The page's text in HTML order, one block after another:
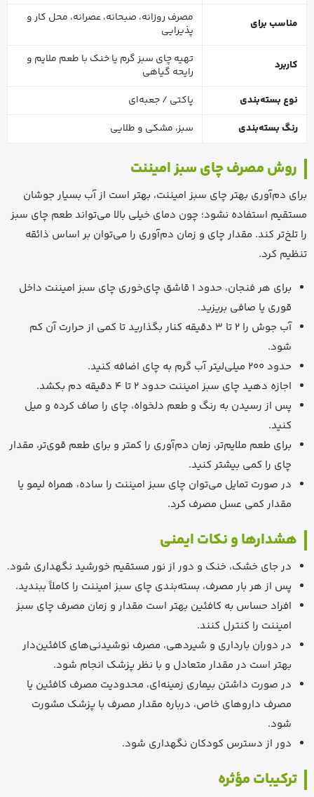
مناسب برای
مصرف روزانه، صبحانه، عصرانه، محل کار و
پذیرایی
کاربرد
تهیه چای سبز گرم یا خنک با طعم ملایم و
رایحه گیاهی
نوع بسته‌بندی
پاکتی / جعبه‌ای
رنگ بسته‌بندی
سبز، مشکی و طلایی
روش مصرف چای سبز امیننت
برای دم‌آوری بهتر چای سبز امیننت، بهتر است از آب بسیار جوشان
مستقیم استفاده نشود؛ چون دمای خیلی بالا می‌تواند طعم چای سبز
را تلخ‌تر کند. مقدار چای و زمان دم‌آوری را می‌توان بر اساس ذائقه
تنظیم کرد.
برای هر فنجان، حدود 1 قاشق چای‌خوری چای سبز امیننت داخل
قوری یا صافی بریزید.
آب جوش را 2 تا 3 دقیقه کنار بگذارید تا کمی از حرارت آن کم
شود.
حدود 200 میلی‌لیتر آب گرم به چای اضافه کنید.
اجازه دهید چای سبز امیننت حدود 2 تا 4 دقیقه دم بکشد.
پس از رسیدن به رنگ و طعم دلخواه، چای را صاف کرده و میل
کنید.
برای طعم ملایم‌تر، زمان دم‌آوری را کمتر و برای طعم قوی‌تر، مقدار
چای را کمی بیشتر کنید.
در صورت تمایل می‌توان چای سبز امیننت را ساده، همراه لیمو یا
مقدار کمی عسل مصرف کرد.
هشدارها و نکات ایمنی
در جای خشک، خنک و دور از نور مستقیم خورشید نگهداری شود.
پس از هر بار مصرف، بسته‌بندی چای سبز امیننت را کاملاً ببندید.
افراد حساس به کافئین بهتر است مقدار و زمان مصرف چای سبز
امیننت را کنترل کنند.
در دوران بارداری و شیردهی، مصرف نوشیدنی‌های کافئین‌دار
بهتر است در مقدار متعادل و با نظر پزشک انجام شود.
در صورت داشتن بیماری زمینه‌ای، محدودیت مصرف کافئین یا
مصرف داروهای خاص، درباره مقدار مصرف با پزشک مشورت
شود.
دور از دسترس کودکان نگهداری شود.
ترکیبات مؤثره